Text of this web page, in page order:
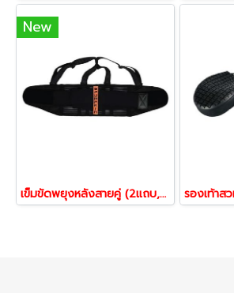
New
เข็มขัดพยุงหลังสายคู่ (2แถบ,6แกนพลาสติก) ขนาดXXL